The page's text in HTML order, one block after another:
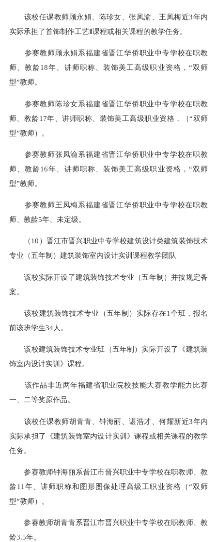
该校任课教师顾永娟、陈珍女、张凤渝、王凤梅近3年内
实际承担了首饰制作工艺Ⅱ课程或相关课程的教学任务。
参赛教师顾永娟系福建省晋江华侨职业中专学校在职教
师、教龄18年、讲师职称、装饰美工高级职业资格，“双师
型”教师。
参赛教师陈珍女系福建省晋江华侨职业中专学校在职教
师、教龄17年、讲师职称、装饰美工高级职业资格，（“双师
型”教师）。
参赛教师张凤渝系福建省晋江华侨职业中专学校在职教
师、教龄16年、讲师职称、装饰美工高级职业资格，“双师
型”教师。
参赛教师王凤梅系福建省晋江华侨职业中专学校在职教
师、教龄5年、未定级。
（10）晋江市晋兴职业中专学校建筑设计类建筑装饰技术
专业（五年制）建筑装饰室内设计实训课程教学团队
该校实际开设了建筑装饰技术专业（五年制）并按规定备
案。
该校建筑装饰技术专业（五年制）实际存在1个班，报名
前该班学生34人。
该校建筑装饰技术专业班（五年制）实际开设了《建筑装
饰室内设计实训》课程。
该作品非近两年福建省职业院校技能大赛教学能力比赛
一、二等奖原作品。
该校任课教师胡青青、钟海丽、谌浩才、何耀新近3年内
实际承担了《建筑装饰室内设计实训》课程或相关课程的教学
任务。
参赛教师钟海丽系晋江市晋兴职业中专学校在职教师、教
龄11年、讲师职称和图形图像处理高级工职业资格（“双师
型”教师）。
参赛教师胡青青系晋江市晋兴职业中专学校在职教师、教
龄3.5年。